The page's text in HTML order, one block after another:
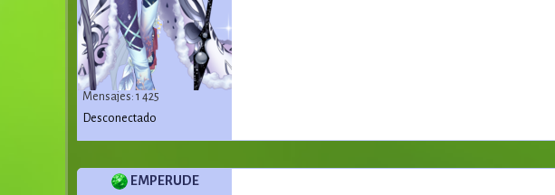
Mensajes: 1 425
Desconectado
EMPERUDE